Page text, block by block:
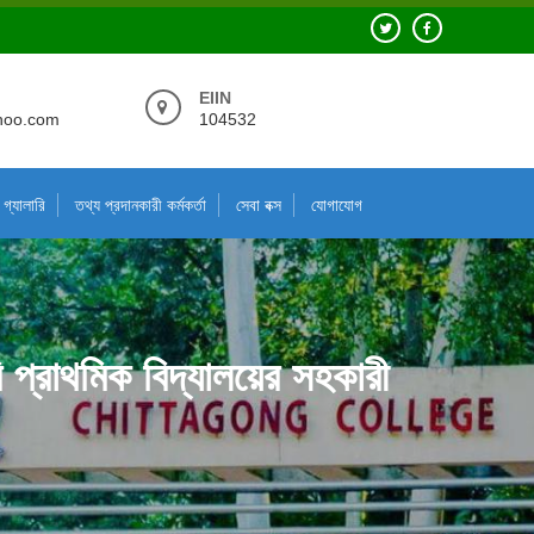
EIIN
104532
গ্যালারি তথ্য প্রদানকারী কর্মকর্তা সেবা বক্স যোগাযোগ
বিদ্যালয়ের সহকারী